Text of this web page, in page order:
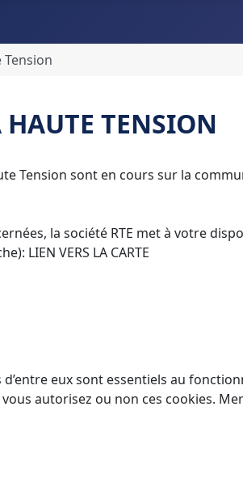
HAUTE TENSION
Tension sont en cours sur la
la société RTE met à votre
LIEN VERS LA CARTE
eux sont essentiels au
autorisez ou non ces cookies.